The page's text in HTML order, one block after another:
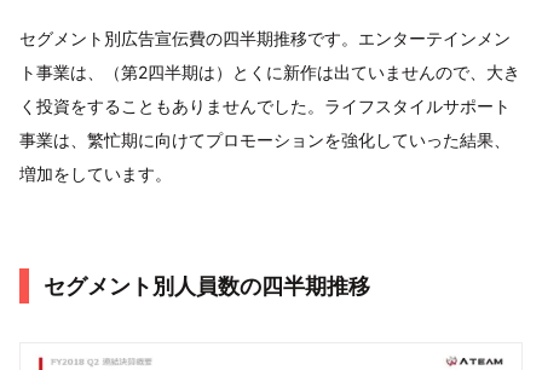
セグメント別広告宣伝費の四半期推移です。エンターテインメン
ト事業は、（第2四半期は）とくに新作は出ていませんので、大き
く投資をすることもありませんでした。ライフスタイルサポート
事業は、繁忙期に向けてプロモーションを強化していった結果、
増加をしています。
セグメント別人員数の四半期推移